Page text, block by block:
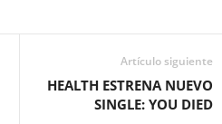
Artículo siguiente
HEALTH ESTRENA NUEVO
SINGLE: YOU DIED